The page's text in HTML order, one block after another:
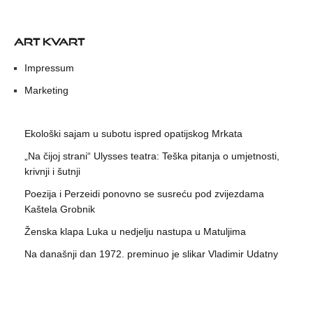
ART KVART
Impressum
Marketing
Ekološki sajam u subotu ispred opatijskog Mrkata
„Na čijoj strani“ Ulysses teatra: Teška pitanja o umjetnosti,
krivnji i šutnji
Poezija i Perzeidi ponovno se susreću pod zvijezdama
Kaštela Grobnik
Ženska klapa Luka u nedjelju nastupa u Matuljima
Na današnji dan 1972. preminuo je slikar Vladimir Udatny